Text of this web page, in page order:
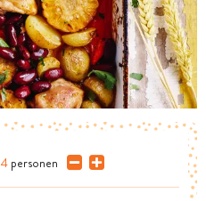
4 personen